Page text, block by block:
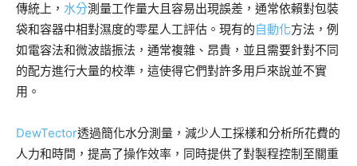
傳統上， 水分測量工作量大且容易出現誤差，通常依賴對包裝
袋和容器中相對濕度的零星人工評估。現有的自動化方法，例
如電容法和微波諧振法，通常複雜、昂貴，並且需要針對不同
的配方進行大量的校準，這使得它們對許多用戶來說並不實
用。
DewTector透過簡化水分測量，減少人工採樣和分析所花費的
人力和時間， 提高了操作效率，同時提供了對製程控制至關重